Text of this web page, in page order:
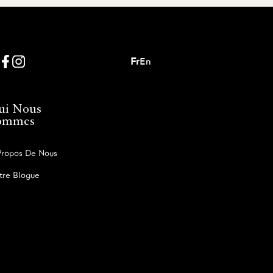
En
Fr
Nous
De Nous
Blogue